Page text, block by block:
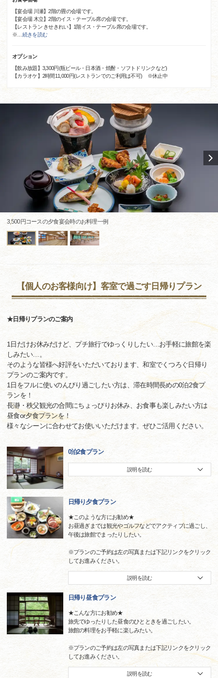
【宴会場 川瀬】2階の畳の会場です。
【宴会場 木立】2階のイス・テーブル席の会場です。
【レストラン きせきれい】1階イス・テーブル席の会場です。
※
続きを読む
オプション
【飲み放題】3,300円(瓶ビール・日本酒・焼酎・ソフトドリンクなど)
【カラオケ】2時間11,000円(レストランでのご利用は不可) ※休止中
3,500円コースの夕食宴会時のお料理一例
【個人のお客様向け】客室で過ごす日帰りプラン
★日帰りプランのご案内
1日だけお休みだけど、プチ旅行でゆっくりしたい…お手軽に旅館を楽
しみたい…。
そのような皆様へ好評をいただいております、和室でくつろぐ日帰り
プランのご案内です。
1日をフルに使いのんびり過ごしたい方は、滞在時間長めの0泊2食プ
ランを！
長瀞・秩父観光の合間にちょっぴりお休み、お食事も楽しみたい方は
昼食or夕食プランを！
様々なシーンに合わせてお使いいただけます。ぜひご活用ください。
0泊2食プラン
説明を読む
日帰り夕食プラン
★このような方にお勧め★
お昼過ぎまでは観光やゴルフなどでアクティブに過ごし、
午後は旅館でまったりしたい。
※プランのご予約は左の写真または下記リンクをクリック
してお進みください。
説明を読む
日帰り昼食プラン
★こんな方にお勧め★
旅先でゆったりした昼食のひとときを過ごしたい。
旅館の料理をお手軽に楽しみたい。
※プランのご予約は左の写真または下記リンクをクリック
してお進みください。
説明を読む